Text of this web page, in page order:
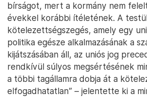
bírságot, mert a kormány nem
évekkel korábbi ítéletének. A
kötelezettségszegés, amely egy
politika egésze alkalmazásának a
kijátszásában áll, az uniós jog
rendkívül súlyos megsértésének
a többi tagállamra dobja át a
elfogadhatatlan” – jelentette ki a